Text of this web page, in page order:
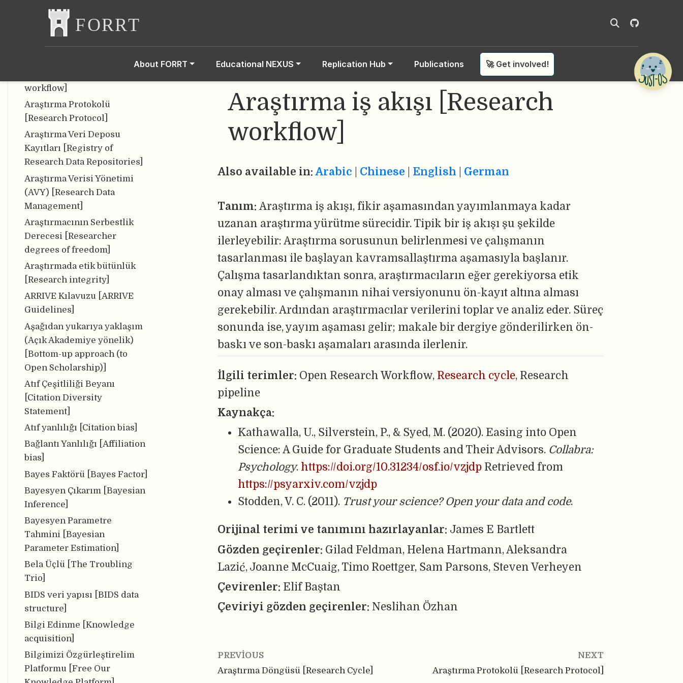
About FORRT Educational NEXUS Replication Hub Publications 🚀 Get involved!
Flexibility]
Anonimlik [Anonymity]
Araştırma Döngüsü
workflow]
Araştırma Protokolü
[Research Protocol]
Araştırma Veri Deposu
Kayıtları [Registry of
Research Data Repositories]
Araştırma Verisi Yönetimi
(AVY) [Research Data
Management]
Araştırmacının Serbestlik
Derecesi [Researcher
degrees of freedom]
Araştırmada etik bütünlük
[Research integrity]
ARRIVE Kılavuzu [ARRIVE
Guidelines]
Aşağıdan yukarıya yaklaşım
(Açık Akademiye yönelik)
[Bottom-up approach (to
Open Scholarship)]
Atıf Çeşitliliği Beyanı
[Citation Diversity
Statement]
Atıf yanlılığı [Citation bias]
Bağlantı Yanlılığı [Affiliation
bias]
Bayes Faktörü [Bayes Factor]
Bayesyen Çıkarım [Bayesian
Inference]
Bayesyen Parametre
Tahmini [Bayesian
Parameter Estimation]
Bela Üçlü [The Troubling
Trio]
BIDS veri yapısı [BIDS data
structure]
Bilgi Edinme [Knowledge
acquisition]
Bilgimizi Özgürleştirelim
Platformu [Free Our
Araştırma iş akışı [Research
workflow]
Also available in: Arabic Chinese English German
Tanım: Araştırma iş akışı, fikir aşamasından yayımlanmaya kadar
uzanan araştırma yürütme sürecidir. Tipik bir iş akışı şu şekilde
ilerleyebilir: Araştırma sorusunun belirlenmesi ve çalışmanın
tasarlanması ile başlayan kavramsallaştırma aşamasıyla başlanır.
Çalışma tasarlandıktan sonra, araştırmacıların eğer gerekiyorsa etik
onay alması ve çalışmanın nihai versiyonunu ön-kayıt altına alması
gerekebilir. Ardından araştırmacılar verilerini toplar ve analiz eder. Süreç
sonunda ise, yayım aşaması gelir; makale bir dergiye gönderilirken ön-
baskı ve son-baskı aşamaları arasında ilerlenir.
İlgili terimler: Open Research Workflow, Research cycle, Research
pipeline
Kaynakça:
Kathawalla, U., Silverstein, P., & Syed, M. (2020). Easing into Open
Science: A Guide for Graduate Students and Their Advisors. Collabra:
Psychology. https://doi.org/10.31234/osf.io/vzjdp Retrieved from
https://psyarxiv.com/vzjdp
Stodden, V. C. (2011). Trust your science? Open your data and code.
Orijinal terimi ve tanımını hazırlayanlar: James E Bartlett
Gözden geçirenler: Gilad Feldman, Helena Hartmann, Aleksandra
Lazić, Joanne McCuaig, Timo Roettger, Sam Parsons, Steven Verheyen
Çevirenler: Elif Baştan
Çeviriyi gözden geçirenler: Neslihan Özhan
PREVIOUS
Araştırma Döngüsü [Research Cycle]
NEXT
Araştırma Protokolü [Research Protocol]